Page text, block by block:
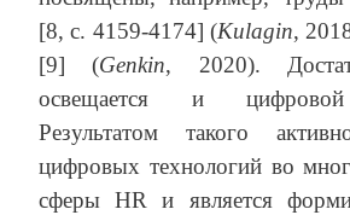
[8, с. 4159-4174] (Kulagin,
[9] (Genkin, 2020).
освещается и цифровой
Результатом такого
цифровых технологий во
сферы HR и является